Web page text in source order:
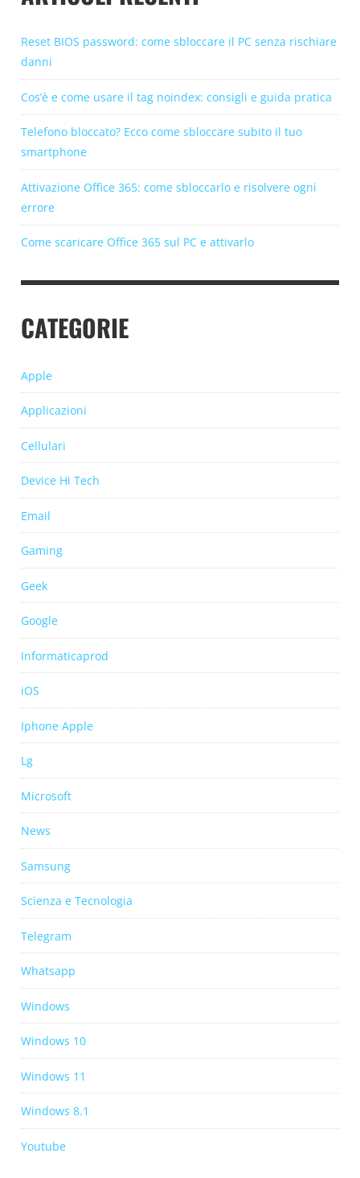
Reset BIOS password: come sbloccare il PC senza rischiare
danni
Cos’è e come usare il tag noindex: consigli e guida pratica
Telefono bloccato? Ecco come sbloccare subito il tuo
smartphone
Attivazione Office 365: come sbloccarlo e risolvere ogni
errore
Come scaricare Office 365 sul PC e attivarlo
CATEGORIE
Apple
Applicazioni
Cellulari
Device Hi Tech
Email
Gaming
Geek
Google
Informaticaprod
iOS
Iphone Apple
Lg
Microsoft
News
Samsung
Scienza e Tecnologia
Telegram
Whatsapp
Windows
Windows 10
Windows 11
Windows 8.1
Youtube